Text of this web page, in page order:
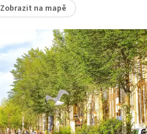
Zobrazit na mapě